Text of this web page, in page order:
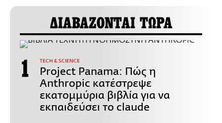
ΔΙΑΒΑΖΟΝΤΑΙ ΤΩΡΑ
ΤECH & SCIENCE
Project Panama: Πώς η
Anthropic κατέστρεψε
εκατομμύρια βιβλία για να
εκπαιδεύσει το claude